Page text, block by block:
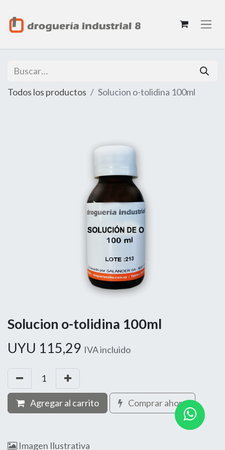
Todos los productos Solucion o-tolidina 100ml
Solucion o-tolidina 100ml
UYU 115,29 IVA incluido
Agregar al carrito Comprar ahora
Imagen Ilustrativa